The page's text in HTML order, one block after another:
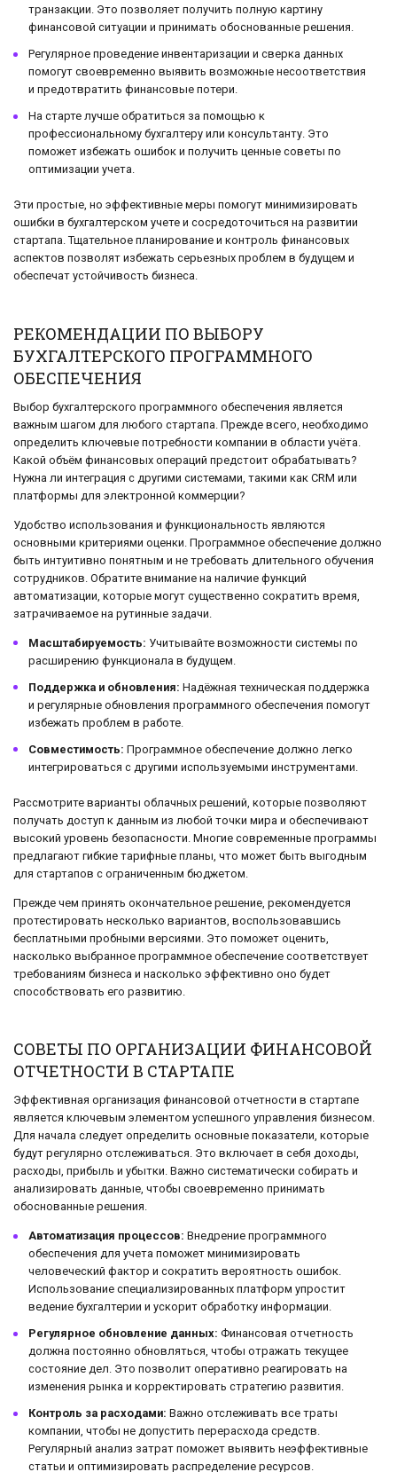
транзакции. Это позволяет получить полную картину
финансовой ситуации и принимать обоснованные решения.
Регулярное проведение инвентаризации и сверка данных
помогут своевременно выявить возможные несоответствия
и предотвратить финансовые потери.
На старте лучше обратиться за помощью к
профессиональному бухгалтеру или консультанту. Это
поможет избежать ошибок и получить ценные советы по
оптимизации учета.
Эти простые, но эффективные меры помогут минимизировать
ошибки в бухгалтерском учете и сосредоточиться на развитии
стартапа. Тщательное планирование и контроль финансовых
аспектов позволят избежать серьезных проблем в будущем и
обеспечат устойчивость бизнеса.
РЕКОМЕНДАЦИИ ПО ВЫБОРУ
БУХГАЛТЕРСКОГО ПРОГРАММНОГО
ОБЕСПЕЧЕНИЯ
Выбор бухгалтерского программного обеспечения является
важным шагом для любого стартапа. Прежде всего, необходимо
определить ключевые потребности компании в области учёта.
Какой объём финансовых операций предстоит обрабатывать?
Нужна ли интеграция с другими системами, такими как CRM или
платформы для электронной коммерции?
Удобство использования и функциональность являются
основными критериями оценки. Программное обеспечение должно
быть интуитивно понятным и не требовать длительного обучения
сотрудников. Обратите внимание на наличие функций
автоматизации, которые могут существенно сократить время,
затрачиваемое на рутинные задачи.
Масштабируемость: Учитывайте возможности системы по
расширению функционала в будущем.
Поддержка и обновления: Надёжная техническая поддержка
и регулярные обновления программного обеспечения помогут
избежать проблем в работе.
Совместимость: Программное обеспечение должно легко
интегрироваться с другими используемыми инструментами.
Рассмотрите варианты облачных решений, которые позволяют
получать доступ к данным из любой точки мира и обеспечивают
высокий уровень безопасности. Многие современные программы
предлагают гибкие тарифные планы, что может быть выгодным
для стартапов с ограниченным бюджетом.
Прежде чем принять окончательное решение, рекомендуется
протестировать несколько вариантов, воспользовавшись
бесплатными пробными версиями. Это поможет оценить,
насколько выбранное программное обеспечение соответствует
требованиям бизнеса и насколько эффективно оно будет
способствовать его развитию.
СОВЕТЫ ПО ОРГАНИЗАЦИИ ФИНАНСОВОЙ
ОТЧЕТНОСТИ В СТАРТАПЕ
Эффективная организация финансовой отчетности в стартапе
является ключевым элементом успешного управления бизнесом.
Для начала следует определить основные показатели, которые
будут регулярно отслеживаться. Это включает в себя доходы,
расходы, прибыль и убытки. Важно систематически собирать и
анализировать данные, чтобы своевременно принимать
обоснованные решения.
Автоматизация процессов: Внедрение программного
обеспечения для учета поможет минимизировать
человеческий фактор и сократить вероятность ошибок.
Использование специализированных платформ упростит
ведение бухгалтерии и ускорит обработку информации.
Регулярное обновление данных: Финансовая отчетность
должна постоянно обновляться, чтобы отражать текущее
состояние дел. Это позволит оперативно реагировать на
изменения рынка и корректировать стратегию развития.
Контроль за расходами: Важно отслеживать все траты
компании, чтобы не допустить перерасхода средств.
Регулярный анализ затрат поможет выявить неэффективные
статьи и оптимизировать распределение ресурсов.